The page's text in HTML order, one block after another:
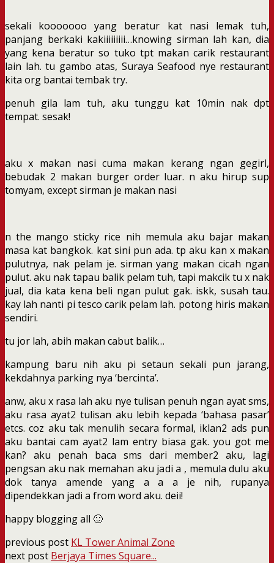
sekali kooooooo yang beratur kat nasi lemak tuh,
panjang berkaki kakiiiiiiiii…knowing sirman lah kan, dia
yang kena beratur so tuko tpt makan carik restaurant
lain lah. tu gambo atas, Suraya Seafood nye restaurant
kita org bantai tembak try.
penuh gila lam tuh, aku tunggu kat 10min nak dpt
tempat. sesak!
aku x makan nasi cuma makan kerang ngan gegirl,
bebudak 2 makan burger order luar. n aku hirup sup
tomyam, except sirman je makan nasi
n the mango sticky rice nih memula aku bajar makan
masa kat bangkok. kat sini pun ada. tp aku kan x makan
pulutnya, nak pelam je. sirman yang makan cicah ngan
pulut. aku nak tapau balik pelam tuh, tapi makcik tu x nak
jual, dia kata kena beli ngan pulut gak. iskk, susah tau.
kay lah nanti pi tesco carik pelam lah. potong hiris makan
sendiri.
tu jor lah, abih makan cabut balik…
kampung baru nih aku pi setaun sekali pun jarang,
kekdahnya parking nya ‘bercinta’.
anw, aku x rasa lah aku nye tulisan penuh ngan ayat sms,
aku rasa ayat2 tulisan aku lebih kepada ‘bahasa pasar’
etcs. coz aku tak menulih secara formal, iklan2 ads pun
aku bantai cam ayat2 lam entry biasa gak. you got me
kan? aku penah baca sms dari member2 aku, lagi
pengsan aku nak memahan aku jadi a , memula dulu aku
dok tanya amende yang a a a je nih, rupanya
dipendekkan jadi a from word aku. deii!
happy blogging all 🙂
previous post KL Tower Animal Zone
next post Berjaya Times Square...